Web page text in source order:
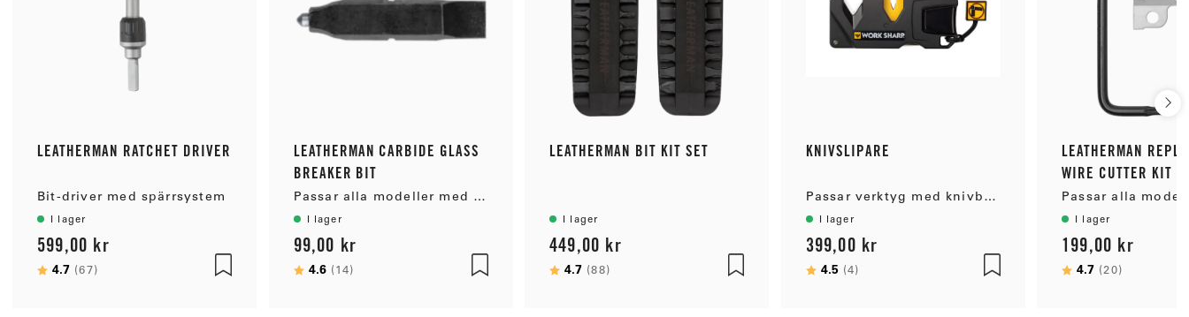
LEATHERMAN RATCHET DRIVER
Bit-driver med spärrsystem
I lager
599,00 kr
Betyg:
4.7 (67)
LEATHERMAN CARBIDE GLASS
BREAKER BIT
Passar alla modeller med stor bitshållare
I lager
99,00 kr
Betyg:
4.6(14)
LEATHERMAN BIT KIT SET
I lager
449,00 kr
Betyg:
4.7 (88)
KNIVSLIPARE
Passar verktyg med knivblad
I lager
399,00 kr
Betyg:
4.5(4)
LEATHERMAN
WIRE CUTTER KIT
I lager
199,00 kr
Betyg:
4.7 (20)